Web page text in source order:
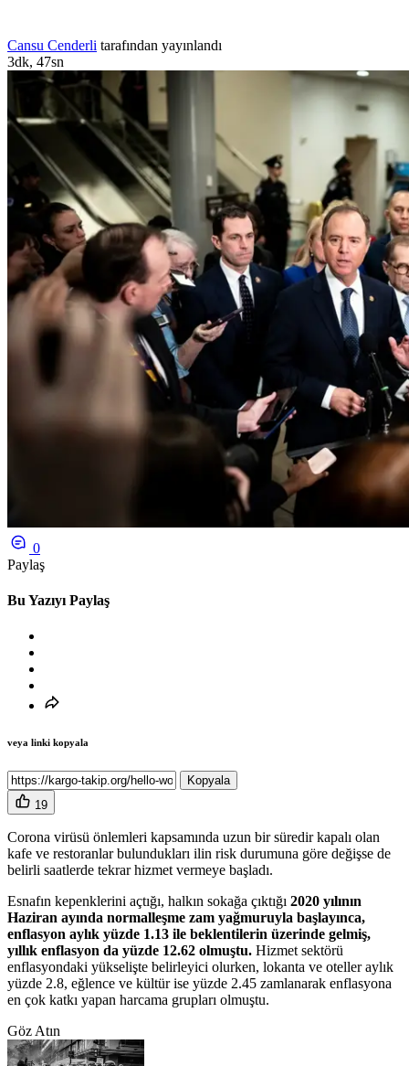
Cansu Cenderli tarafından yayınlandı
3dk, 47sn
0
Paylaş
Bu Yazıyı Paylaş
veya linki kopyala
Kopyala
19
Corona virüsü önlemleri kapsamında uzun bir süredir kapalı olan
kafe ve restoranlar bulundukları ilin risk durumuna göre değişse de
belirli saatlerde tekrar hizmet vermeye başladı.
Esnafın kepenklerini açtığı, halkın sokağa çıktığı 2020 yılının
Haziran ayında normalleşme zam yağmuruyla başlayınca,
enflasyon aylık yüzde 1.13 ile beklentilerin üzerinde gelmiş,
yıllık enflasyon da yüzde 12.62 olmuştu. Hizmet sektörü
enflasyondaki yükselişte belirleyici olurken, lokanta ve oteller aylık
yüzde 2.8, eğlence ve kültür ise yüzde 2.45 zamlanarak enflasyona
en çok katkı yapan harcama grupları olmuştu.
Göz Atın